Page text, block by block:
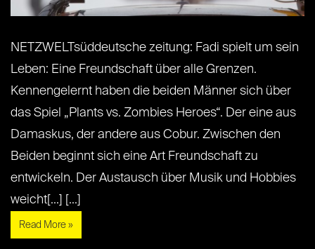
NETZWELTsüddeutsche zeitung: Fadi spielt um sein
Leben: Eine Freundschaft über alle Grenzen.
Kennengelernt haben die beiden Männer sich über
das Spiel „Plants vs. Zombies Heroes“. Der eine aus
Damaskus, der andere aus Cobur. Zwischen den
Beiden beginnt sich eine Art Freundschaft zu
entwickeln. Der Austausch über Musik und Hobbies
weicht[...] [...]
Read More »